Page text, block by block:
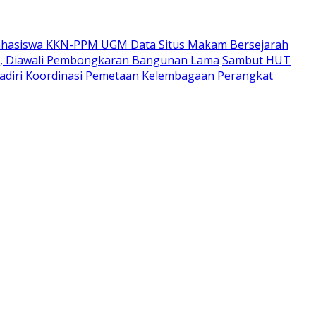
KKN-PPM UGM Data Situs Makam Bersejarah
Diawali Pembongkaran Bangunan Lama Sambut HUT
Koordinasi Pemetaan Kelembagaan Perangkat